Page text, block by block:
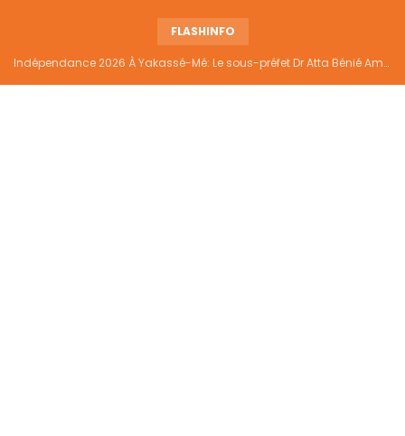
FLASHINFO
Indépendance 2026 À Yakassé-Mé: Le sous-préfet Dr Atta Bénié Amédé appelle à l’unité, à la sécurité et au développement